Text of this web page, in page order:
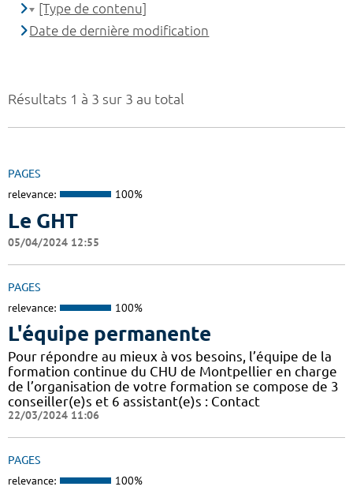
Résultats 1 à 3 sur 3 au total
PAGES
relevance: 100%
Le GHT
05/04/2024 12:55
PAGES
relevance: 100%
L'équipe permanente
Pour répondre au mieux à vos besoins, l’équipe de la
formation continue du CHU de Montpellier en charge
de l’organisation de votre formation se compose de 3
conseiller(e)s et 6 assistant(e)s : Contact
22/03/2024 11:06
PAGES
relevance: 100%
[Type de contenu]
Date de dernière modification